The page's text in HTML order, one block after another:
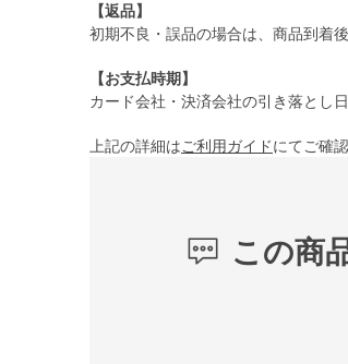
【返品】
初期不良・誤品の場合は、商品到着
【お支払時期】
カード会社・決済会社の引き落とし日
上記の詳細はご利用ガイドにてご確
この商